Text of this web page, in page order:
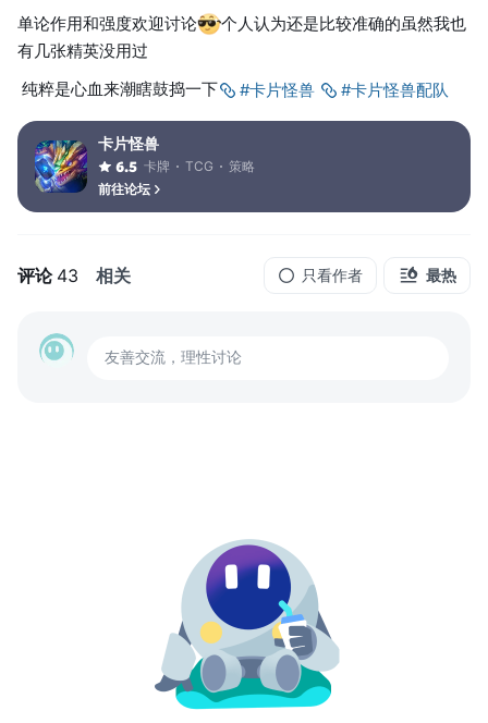
单论作用和强度欢迎讨论
个人认为还是比较准确的虽然我也
有几张精英没用过
纯粹是心血来潮瞎鼓捣一下
#卡片怪兽 #卡片怪兽配队
卡片怪兽
6.5 卡牌 TCG
策略
前往论坛
评论 43 相关 只看作者 最热
友善交流，理性讨论